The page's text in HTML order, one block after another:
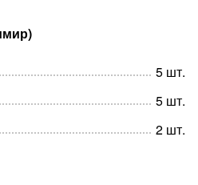
)
5 шт.
5 шт.
2 шт.